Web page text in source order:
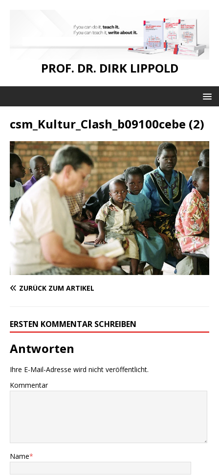
PROF. DR. DIRK LIPPOLD
csm_Kultur_Clash_b09100cebe (2)
ZURÜCK ZUM ARTIKEL
ERSTEN KOMMENTAR SCHREIBEN
Antworten
Ihre E-Mail-Adresse wird nicht veröffentlicht.
Kommentar
Name*